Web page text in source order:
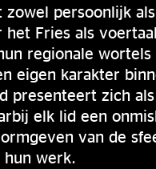
zowel persoonlijk
het Fries als voertaal
regionale wortels
eigen karakter
presenteert zich
elk lid een
van de
werk.